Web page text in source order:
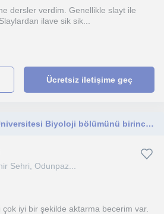
dersler verdim. Genellikle slayt ile
ilave sik sik...
Ücretsiz iletişime geç
Eskişehir Osmangazi Üniversitesi Biyoloji bölümünü birincilikle bitirdim. Lise ve Lisans düzeyinde Biyoloji dersleri verübilirim.
Sehri, Odunpaz...
iyi bir şekilde aktarma becerim var.